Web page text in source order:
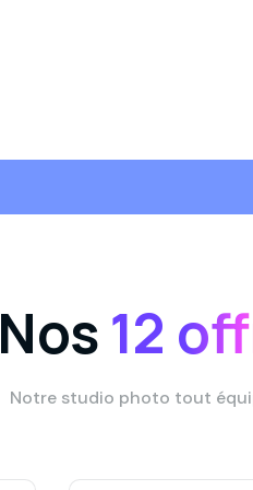
Nos12
Notre studio photo tout